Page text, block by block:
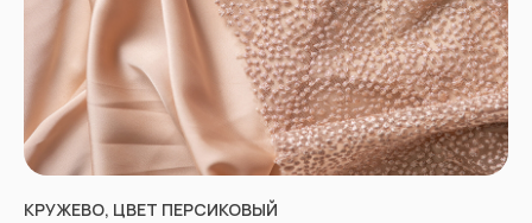
КРУЖЕВО, ЦВЕТ ПЕРСИКОВЫЙ